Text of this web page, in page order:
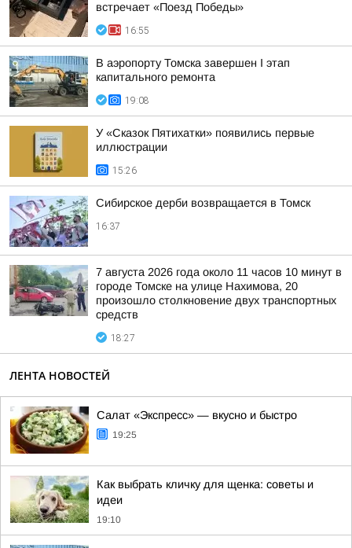
встречает «Поезд Победы»
16:55
В аэропорту Томска завершен I этап
капитального ремонта
19:08
У «Сказок Пятихатки» появились первые
иллюстрации
15:26
Сибирское дерби возвращается в Томск
16:37
7 августа 2026 года около 11 часов 10 минут в
городе Томске на улице Нахимова, 20
произошло столкновение двух транспортных
средств
18:27
ЛЕНТА НОВОСТЕЙ
Салат «Экспресс» — вкусно и быстро
19:25
Как выбрать кличку для щенка: советы и
идеи
19:10